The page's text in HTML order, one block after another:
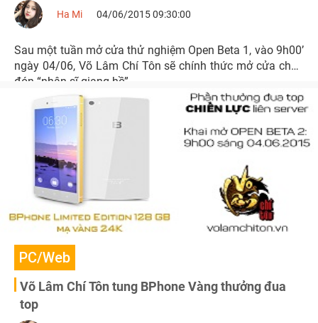
Ha Mi 04/06/2015 09:30:00
Sau một tuần mở cửa thử nghiệm Open Beta 1, vào 9h00’
ngày 04/06, Võ Lâm Chí Tôn sẽ chính thức mở cửa chào
đón “nhân sĩ giang hồ”.
PC/Web
Võ Lâm Chí Tôn tung BPhone Vàng thưởng đua
top